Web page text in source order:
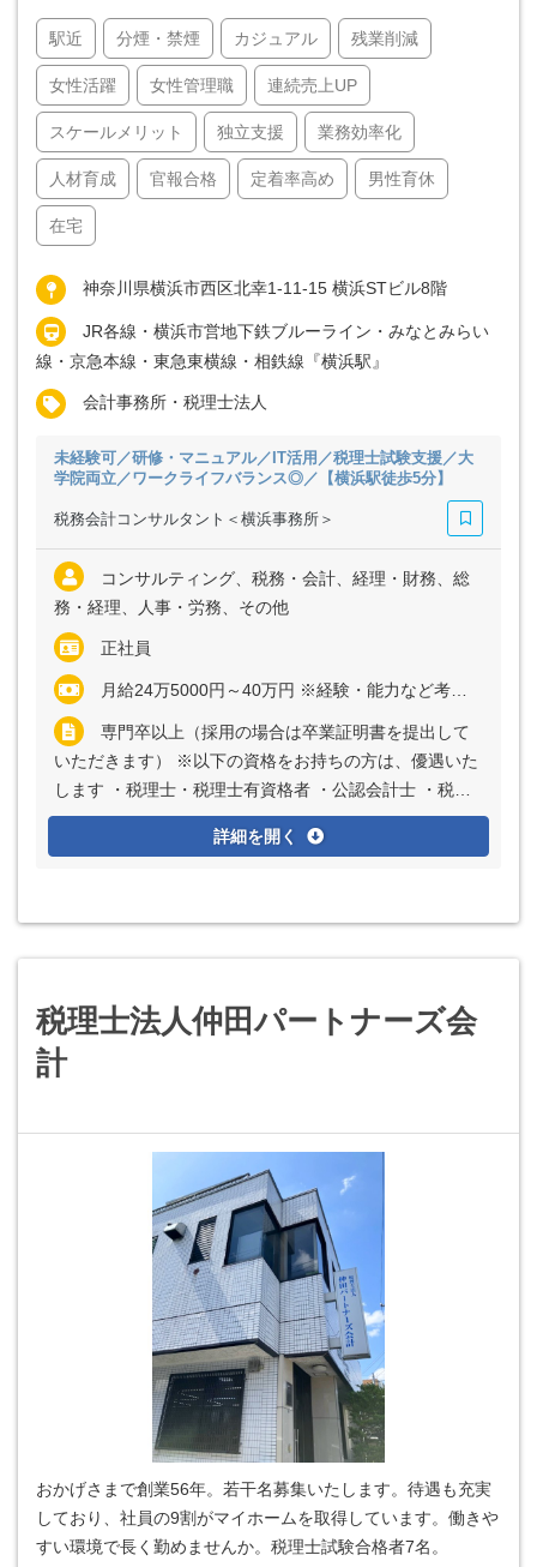
駅近 分煙・禁煙 カジュアル 残業削減
女性活躍 女性管理職 連続売上UP
スケールメリット 独立支援 業務効率化
人材育成 官報合格 定着率高め 男性育休
在宅
神奈川県横浜市西区北幸1-11-15 横浜STビル8階
JR各線・横浜市営地下鉄ブルーライン・みなとみらい
線・京急本線・東急東横線・相鉄線『横浜駅』
会計事務所・税理士法人
未経験可／研修・マニュアル／IT活用／税理士試験支援／大
学院両立／ワークライフバランス◎／【横浜駅徒歩5分】
税務会計コンサルタント＜横浜事務所＞
コンサルティング、税務・会計、経理・財務、総
務・経理、人事・労務、その他
正社員
月給24万5000円～40万円 ※経験・能力など考慮の上、決定いたします ※上記に固定残業代（月20時間分＝3万2000円～5万2000円）を含む ※超過分は別途全額支給
専門卒以上（採用の場合は卒業証明書を提出して
いただきます） ※以下の資格をお持ちの方は、優遇いた
します ・税理士・税理士有資格者 ・公認会計士 ・税理
士試験科目合格者 ・税理士試験受験経験者
詳細を開く
税理士法人仲田パートナーズ会
計
おかげさまで創業56年。若干名募集いたします。待遇も充実
しており、社員の9割がマイホームを取得しています。働きや
すい環境で長く勤めませんか。税理士試験合格者7名。